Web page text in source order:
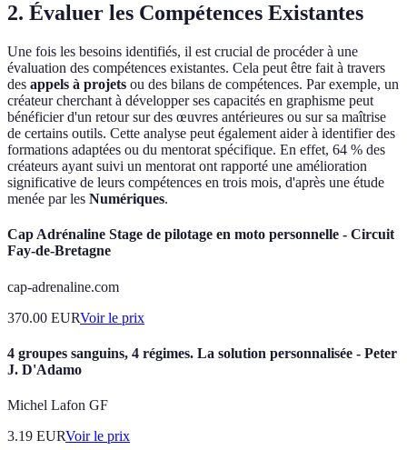
2. Évaluer les Compétences Existantes
Une fois les besoins identifiés, il est crucial de procéder à une
évaluation des compétences existantes. Cela peut être fait à travers
des appels à projets ou des bilans de compétences. Par exemple, un
créateur cherchant à développer ses capacités en graphisme peut
bénéficier d'un retour sur des œuvres antérieures ou sur sa maîtrise
de certains outils. Cette analyse peut également aider à identifier des
formations adaptées ou du mentorat spécifique. En effet, 64 % des
créateurs ayant suivi un mentorat ont rapporté une amélioration
significative de leurs compétences en trois mois, d'après une étude
menée par les Numériques.
Cap Adrénaline Stage de pilotage en moto personnelle - Circuit
Fay-de-Bretagne
cap-adrenaline.com
370.00 EURVoir le prix
4 groupes sanguins, 4 régimes. La solution personnalisée - Peter
J. D'Adamo
Michel Lafon GF
3.19 EURVoir le prix